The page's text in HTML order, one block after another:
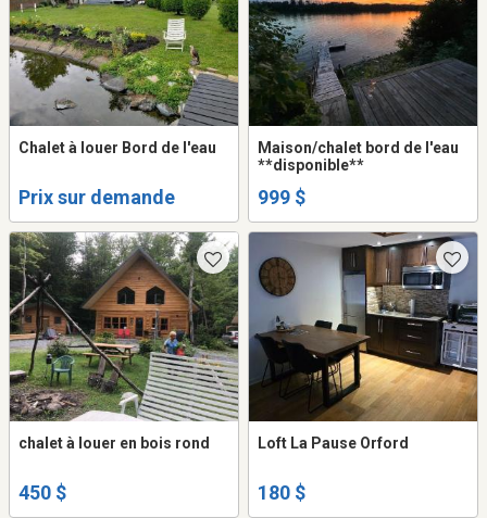
Chalet à louer Bord de l'eau
Prix sur demande
Maison/chalet bord de l'eau
**disponible**
999 $
chalet à louer en bois rond
450 $
Loft La Pause Orford
180 $